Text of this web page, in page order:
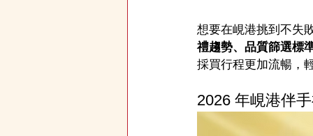
想要在峴港挑到不失
禮趨勢、品質篩選標
採買行程更加流暢，
2026 年峴港伴